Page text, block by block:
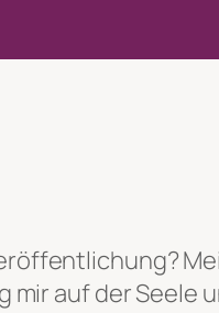
mir auf der Seele